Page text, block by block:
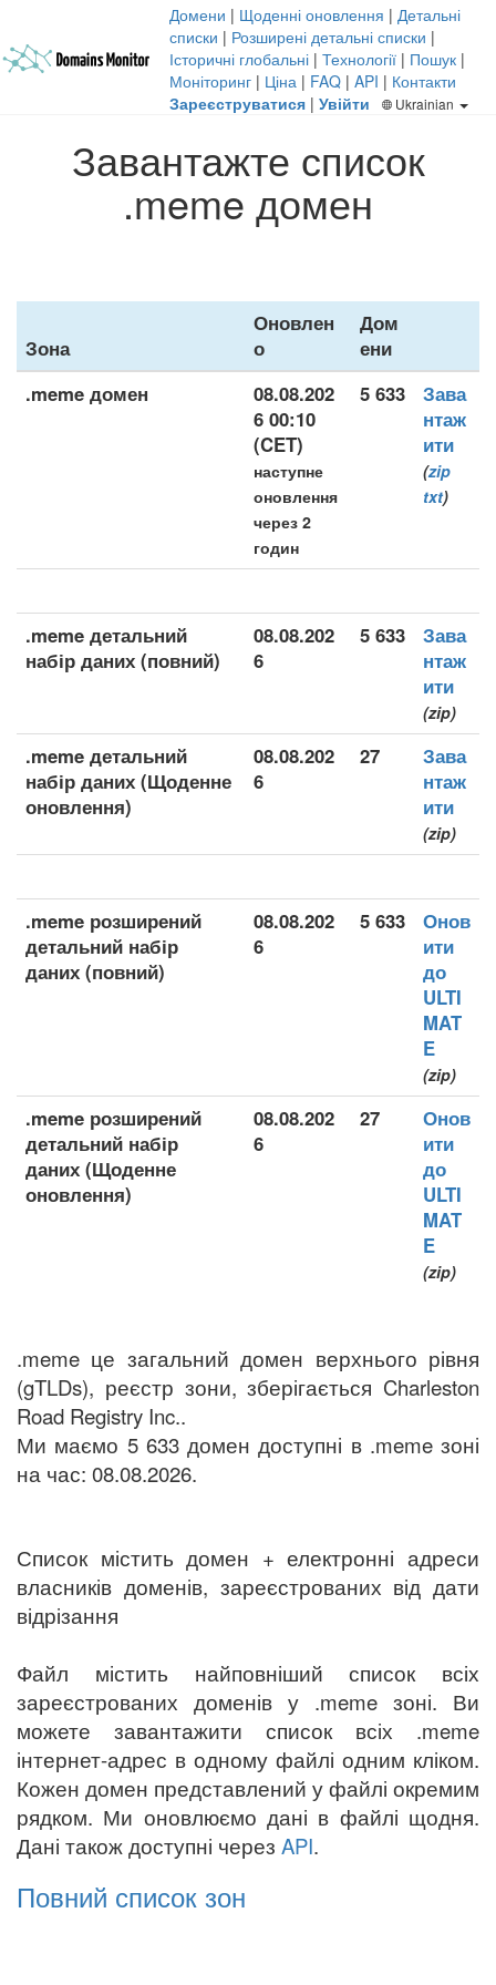
Домени | Щоденні оновлення | Детальні
списки | Розширені детальні списки |
Історичні глобальні | Технології | Пошук |
Моніторинг | Ціна | FAQ | API | Контакти
Зареєструватися | Увійти Ukrainian
Завантажте список
.meme домен
Зона
Оновлен
о
Дом
ени
.meme домен
08.08.202
6 00:10
(CET)
наступне
оновлення
через 2
годин
5 633
Зава
нтаж
ити
(zip
txt)
.meme детальний
набір даних (повний)
08.08.202
6
5 633
Зава
нтаж
ити
(zip)
.meme детальний
набір даних (Щоденне
оновлення)
08.08.202
6
27
Зава
нтаж
ити
(zip)
.meme розширений
детальний набір
даних (повний)
08.08.202
6
5 633
Онов
ити
до
ULTI
MAT
E
(zip)
.meme розширений
детальний набір
даних (Щоденне
оновлення)
08.08.202
6
27
Онов
ити
до
ULTI
MAT
E
(zip)
.meme це загальний домен верхнього рівня
(gTLDs), реєстр зони, зберігається Charleston
Road Registry Inc..
Ми маємо 5 633 домен доступні в .meme зоні
на час: 08.08.2026.
Список містить домен + електронні адреси
власників доменів, зареєстрованих від дати
відрізання
Файл містить найповніший список всіх
зареєстрованих доменів у .meme зоні. Ви
можете завантажити список всіх .meme
інтернет-адрес в одному файлі одним кліком.
Кожен домен представлений у файлі окремим
рядком. Ми оновлюємо дані в файлі щодня.
Дані також доступні через API.
Повний список зон